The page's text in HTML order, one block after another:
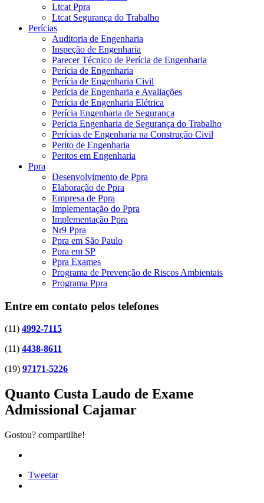
Ltcat Ppra
Ltcat Segurança do Trabalho
Perícias
Auditoria de Engenharia
Inspeção de Engenharia
Parecer Técnico de Perícia de Engenharia
Perícia de Engenharia
Perícia de Engenharia Civil
Perícia de Engenharia e Avaliações
Perícia de Engenharia Elétrica
Perícia Engenharia de Segurança
Perícia Engenharia de Segurança do Trabalho
Perícias de Engenharia na Construção Civil
Perito de Engenharia
Peritos em Engenharia
Ppra
Desenvolvimento de Ppra
Elaboração de Ppra
Empresa de Ppra
Implementação do Ppra
Implementação Ppra
Nr9 Ppra
Ppra em São Paulo
Ppra em SP
Ppra Exames
Programa de Prevenção de Riscos Ambientais
Programa Ppra
Entre em contato pelos telefones
(11) 4992-7115
(11) 4438-8611
(19) 97171-5226
Quanto Custa Laudo de Exame
Admissional Cajamar
Gostou? compartilhe!
Tweetar